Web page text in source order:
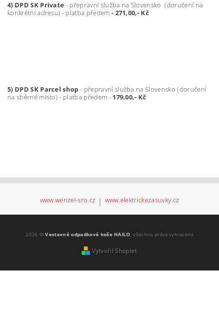
4) DPD SK Private - přepravní služba na Slovensko (doručení na
konkrétní adresu) - platba předem - 271,00,- Kč
5) DPD SK Parcel shop- přepravní služba na Slovensko (doručení
na sběrné místo) - platba předem -179,00,- Kč
www.wenzel-sro.cz | www.elektrickezasuvky.cz
2026 ©Vestavné odpadkové koše HAILO, všechna práva vyhrazena
Vytvořil Shoptet